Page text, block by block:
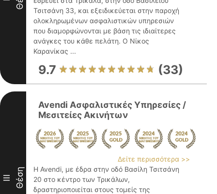
Τσιτσάνη 33, και εξειδικεύεται στην παροχή
ολοκληρωμένων ασφαλιστικών υπηρεσιών
που διαμορφώνονται με βάση τις ιδιαίτερες
ανάγκες του κάθε πελάτη. Ο Νίκος
Καρανίκας ...
9.7 (33)
III Θέση
Avendi Ασφαλιστικές Υπηρεσίες /
Μεσιτείες Ακινήτων
Δείτε περισσότερα >>
Η Avendi, με έδρα στην οδό Βασίλη Τσιτσάνη
20 στο κέντρο των Τρικάλων,
δραστηριοποιείται στους τομείς της